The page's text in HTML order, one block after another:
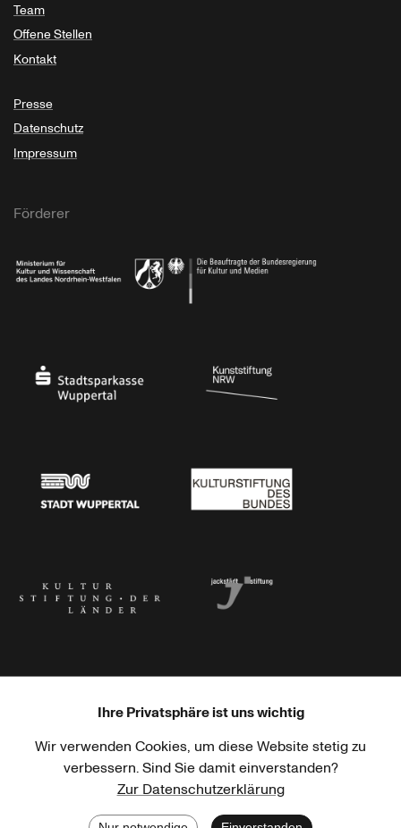
Team
Offene Stellen
Kontakt
Presse
Datenschutz
Impressum
Förderer
Haus der Kulturen der Welt Goethe-Institut
Ihre Privatsphäre ist uns wichtig
Wir verwenden Cookies, um diese Website stetig zu
verbessern. Sind Sie damit einverstanden?
Zur Datenschutzerklärung